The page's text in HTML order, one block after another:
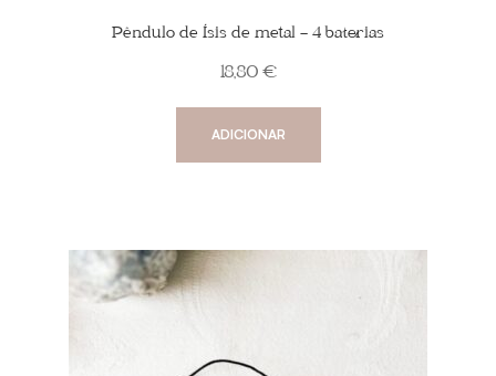
Pêndulo de Ísis de metal – 4 baterias
18,80 €
ADICIONAR